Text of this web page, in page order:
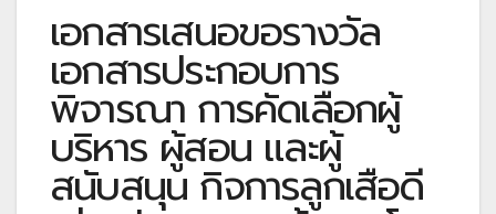
เอกสารเสนอขอรางวัล
เอกสารประกอบการ
พิจารณา การคัดเลือกผู้
บริหาร ผู้สอน และผู้
สนับสนุน กิจการลูกเสือดี